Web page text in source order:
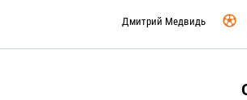
Дмитрий Медвидь